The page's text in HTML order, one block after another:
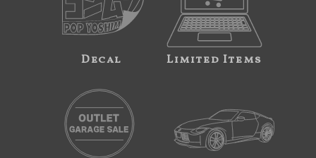
Decal Limited Items